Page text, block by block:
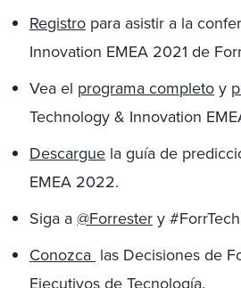
Registro para asistir a la
Innovation EMEA 2021 de
Vea el programa completoy
Technology & Innovation
Descargue la guía de
EMEA 2022.
Siga a@Forrestery
Conozca las Decisiones de